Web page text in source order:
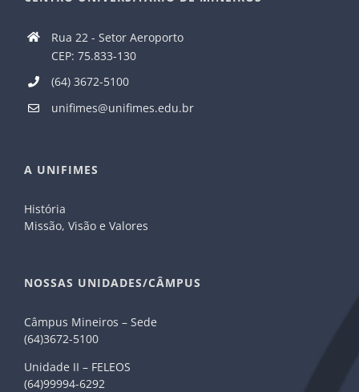
Rua 22 - Setor Aeroporto
CEP: 75.833-130
(64) 3672-5100
unifimes@unifimes.edu.br
A UNIFIMES
História
Missão, Visão e Valores
NOSSAS UNIDADES/CÂMPUS
Câmpus Mineiros – Sede
(64)3672-5100
Unidade II – FELEOS
(64)99994-6292